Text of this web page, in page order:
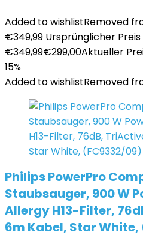
Added to wishlistRemoved
€349,99 Ursprünglicher Preis
€349,99€299,00Aktueller
15%
Added to wishlistRemoved
Philips PowerPro
Staubsauger, 900 W
Allergy H13-Filter,
6m Kabel, Star White,